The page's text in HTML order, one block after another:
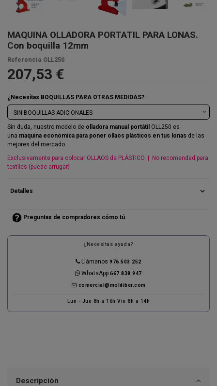
MAQUINA OLLADORA PORTATIL PARA LONAS.
Con boquilla 12mm
Referencia OLL250
207,53 €
¿Necesitas BOQUILLAS PARA OTRAS MEDIDAS?
Sin duda, nuestro modelo de olladora manual portátil OLL250 es
una maquina económica para poner ollaos plásticos en tus lonas de las
mejores del mercado.
Exclusivamente para colocar OLLAOS de PLÁSTICO | No recomendad para
textiles (puede arrugar)
Detalles expand_more
Preguntas de compradores cómo tú
¿Necesitas ayuda?
Llámanos976 503 252
WhatsApp667 838 947
comercial@moldiber.com
Lun - Jue 8h a 16h Vie 8h a 14h
Descripción